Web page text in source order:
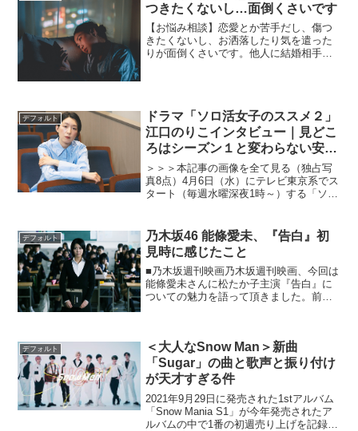
つきたくないし…面倒くさいです
【お悩み相談】恋愛とか苦手だし、傷つ
きたくないし、お洒落したり気を遣った
りが面倒くさいです。他人に結婚相手を
デフォルト
ドラマ「ソロ活女子のススメ２」
江口のりこインタビュー｜見どこ
ろはシーズン１と変わらない安定
感
＞＞＞本記事の画像を全て見る（独占写
真8点）4月6日（水）にテレビ東京系でス
タート（毎週水曜深夜1時～）する「ソロ
子のススメ」 （大和書房刊）を原案に、
主人公の五月女恵...
デフォルト
乃木坂46 能條愛未、『告白』初
見時に感じたこと
■乃木坂週刊映画乃木坂週刊映画、今回は
能條愛未さんに松たか子主演『告白』に
ついての魅力を語って頂きました。前回
エンドな映画とは？...
デフォルト
＜大人なSnow Man＞新曲
「Sugar」の曲と歌声と振り付け
が天才すぎる件
2021年9月29日に発売された1stアルバム
「Snow Mania S1」が今年発売されたア
ルバムの中で1番の初週売り上げを記録